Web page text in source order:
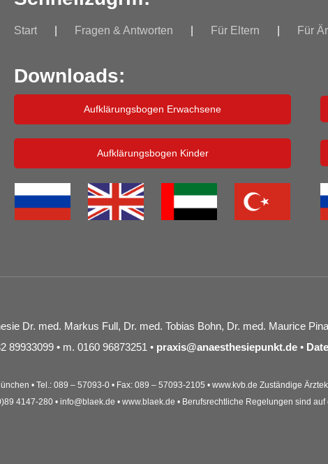
Start Fragen & Antworten Für Eltern Für
Downloads:
Aufklärungsbogen Erwachsene
Aufklärungsbogen Kinder
Dr. med. Markus Full, Dr. med. Tobias Bohn, Dr. med. Maurice
89933099 • m. 0160 96873251 • praxis@anaesthesiepunkt.de •
• Tel.: 089 – 57093-0 • Fax: 089 – 57093-2105 • www.kvb.de Zuständige
4147-280 • info@blaek.de • www.blaek.de • Berufsrechtliche Regelungen sind